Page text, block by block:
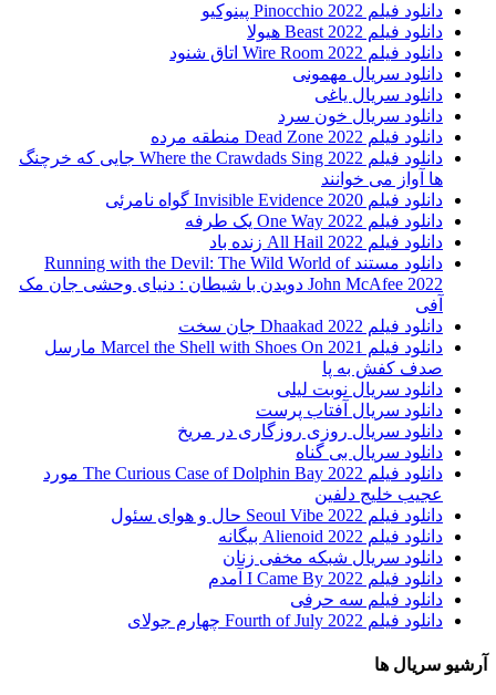
دانلود فیلم Pinocchio 2022 پینوکیو
دانلود فیلم Beast 2022 هیولا
دانلود فیلم Wire Room 2022 اتاق شنود
دانلود سریال مهمونی
دانلود سریال یاغی
دانلود سریال خون سرد
دانلود فیلم 2022 Dead Zone منطقه مرده
دانلود فیلم Where the Crawdads Sing 2022 جایی که خرچنگ
ها آواز می خوانند
دانلود فیلم 2020 Invisible Evidence گواه نامرئی
دانلود فیلم One Way 2022 یک طرفه
دانلود فیلم All Hail 2022 زنده باد
دانلود مستند Running with the Devil: The Wild World of
John McAfee 2022 دویدن با شیطان : دنیای وحشی جان مک
آفی
دانلود فیلم Dhaakad 2022 جان سخت
دانلود فیلم Marcel the Shell with Shoes On 2021 مارسل
صدف کفش به پا
دانلود سریال نوبت لیلی
دانلود سریال آفتاب پرست
دانلود سریال روزی روزگاری در مریخ
دانلود سریال بی گناه
دانلود فیلم The Curious Case of Dolphin Bay 2022 مورد
عجیب خلیج دلفین
دانلود فیلم Seoul Vibe 2022 حال و هوای سئول
دانلود فیلم Alienoid 2022 بیگانه
دانلود سریال شبکه مخفی زنان
دانلود فیلم I Came By 2022 آمدم
دانلود فیلم سه حرفی
دانلود فیلم Fourth of July 2022 چهارم جولای
آرشیو سریال ها